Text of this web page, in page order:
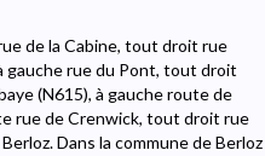
de la Cabine, tout droit rue
gauche rue du Pont, tout droit
(N615), à gauche route de
rue de Crenwick, tout droit rue
Dans la commune de Berloz